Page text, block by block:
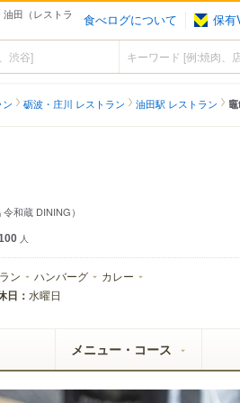
田（レストラ 食べログについて 保有
砺波・庄川 レストラン 油田駅 レストラン
和蔵 DINING）
人
ン ハンバーグ カレー
日： 水曜日
メニュー・コース